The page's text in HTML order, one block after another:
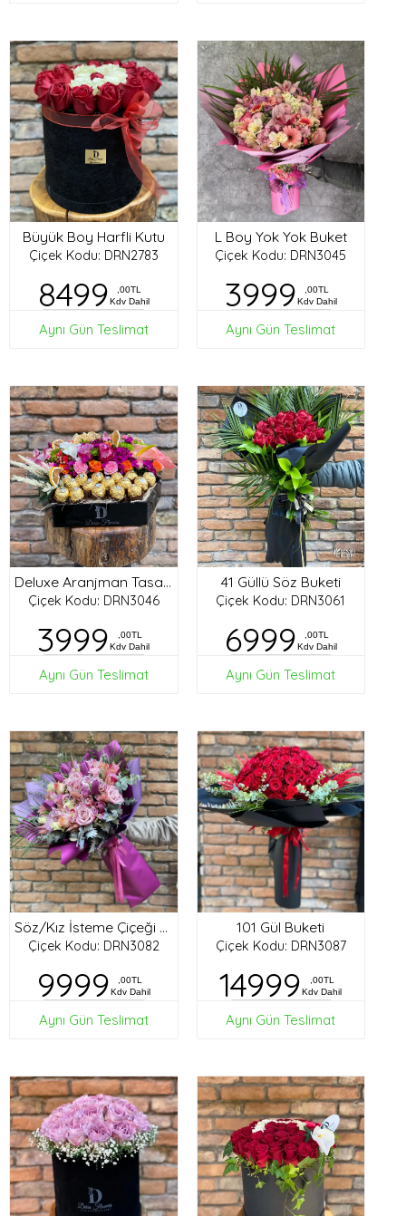
Büyük Boy Harfli Kutu
Çiçek Kodu: DRN2783
8499
,00TL
Kdv Dahil
Aynı Gün Teslimat
L Boy Yok Yok Buket
Çiçek Kodu: DRN3045
3999
,00TL
Kdv Dahil
Aynı Gün Teslimat
Deluxe Aranjman Tasarım
Çiçek Kodu: DRN3046
3999
,00TL
Kdv Dahil
Aynı Gün Teslimat
41 Güllü Söz Buketi
Çiçek Kodu: DRN3061
6999
,00TL
Kdv Dahil
Aynı Gün Teslimat
Söz/Kız İsteme Çiçeği Buketi
Çiçek Kodu: DRN3082
9999
,00TL
Kdv Dahil
Aynı Gün Teslimat
101 Gül Buketi
Çiçek Kodu: DRN3087
14999
,00TL
Kdv Dahil
Aynı Gün Teslimat